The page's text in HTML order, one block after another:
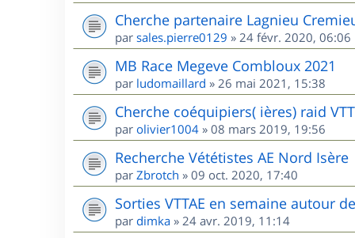
Cherche partenaire Lagnieu
par sales.pierre0129 » 24 févr. 2020, 06:06
MB Race Megeve Combloux 2021
par ludomaillard » 26 mai 2021, 15:38
Cherche coéquipiers( ières) raid
par olivier1004 » 08 mars 2019, 19:56
Recherche Vététistes AE Nord Isère
par Zbrotch » 09 oct. 2020, 17:40
Sorties VTTAE en semaine autour
par dimka » 24 avr. 2019, 11:14